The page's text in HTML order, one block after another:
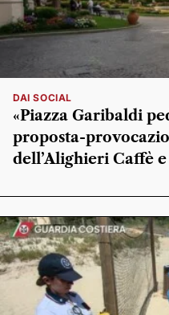
DAI SOCIAL
«Piazza Garibaldi
proposta-
dell’Alighieri Caffè